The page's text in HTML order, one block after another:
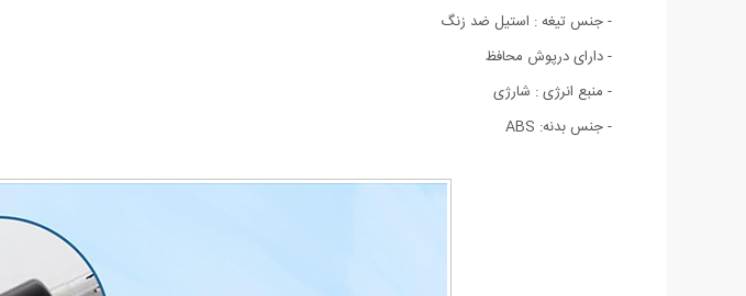
- جنس تیغه : استیل ضد زنگ
- دارای درپوش محافظ
- منبع انرژی : شارژی
- جنس بدنه: ABS